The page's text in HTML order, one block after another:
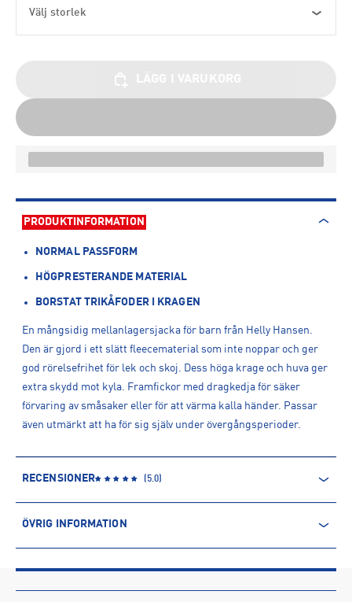
Välj storlek
PRODUKTINFORMATION
NORMAL PASSFORM
HÖGPRESTERANDE MATERIAL
BORSTAT TRIKÅFODER I KRAGEN
En mångsidig mellanlagersjacka för barn från Helly Hansen.
Den är gjord i ett slätt fleecematerial som inte noppar och ger
god rörelsefrihet för lek och skoj. Dess höga krage och huva ger
extra skydd mot kyla. Framfickor med dragkedja för säker
förvaring av småsaker eller för att värma kalla händer. Passar
även utmärkt att ha för sig själv under övergångsperioder.
RECENSIONER (5.0)
ÖVRIG INFORMATION
Produktnummer: 1542984
Leverantörens produktnummer: 41771